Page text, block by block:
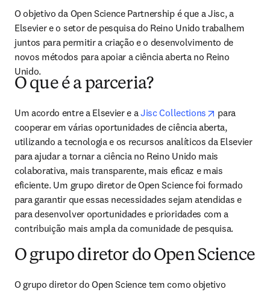
O objetivo da Open Science Partnership é que a Jisc, a
Elsevier e o setor de pesquisa do Reino Unido trabalhem
juntos para permitir a criação e o desenvolvimento de
novos métodos para apoiar a ciência aberta no Reino
Unido.
O que é a parceria?
Um acordo entre a Elsevier e a Jisc Collections opens in
para
cooperar em várias oportunidades de ciência aberta,
utilizando a tecnologia e os recursos analíticos da Elsevier
para ajudar a tornar a ciência no Reino Unido mais
colaborativa, mais transparente, mais eficaz e mais
eficiente. Um grupo diretor de Open Science foi formado
para garantir que essas necessidades sejam atendidas e
para desenvolver oportunidades e prioridades com a
contribuição mais ampla da comunidade de pesquisa.
O grupo diretor do Open Science
O grupo diretor do Open Science tem como objetivo